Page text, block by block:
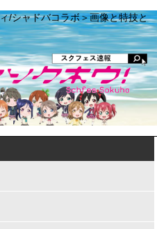
/シャドバコラボ＞画像と特技と